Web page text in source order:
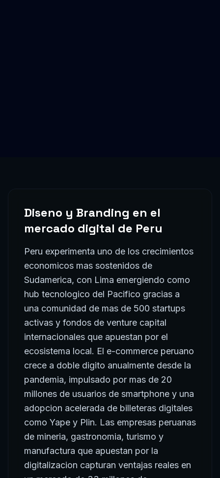
Diseno y Branding en el
mercado digital de Peru
Peru experimenta uno de los crecimientos
economicos mas sostenidos de
Sudamerica, con Lima emergiendo como
hub tecnologico del Pacifico gracias a
una comunidad de mas de 500 startups
activas y fondos de venture capital
internacionales que apuestan por el
ecosistema local. El e-commerce peruano
crece a doble digito anualmente desde la
pandemia, impulsado por mas de 20
millones de usuarios de smartphone y una
adopcion acelerada de billeteras digitales
como Yape y Plin. Las empresas peruanas
de mineria, gastronomia, turismo y
manufactura que apuestan por la
digitalizacion capturan ventajas reales en